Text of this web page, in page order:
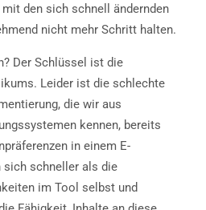
den sich schnell ändernden
nicht mehr Schritt halten.
Der Schlüssel ist die
Leider ist die schlechte
die wir aus
kennen, bereits
in einem E-
sich schneller als die
im Tool selbst und